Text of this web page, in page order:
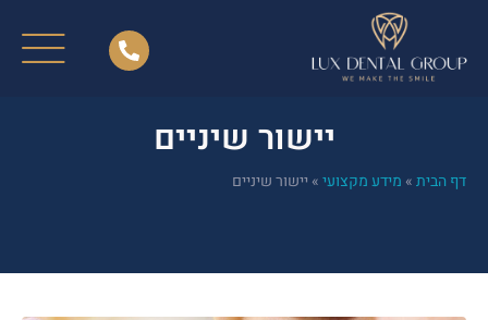
יישור שיניים
דף הבית» מידע מקצועי» יישור שיניים